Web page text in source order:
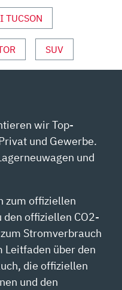
TUCSON
SUV
wir Top-
und Gewerbe.
und
zum offiziellen
offiziellen CO2-
Stromverbrauch
Leitfaden über den
die offiziellen
und den